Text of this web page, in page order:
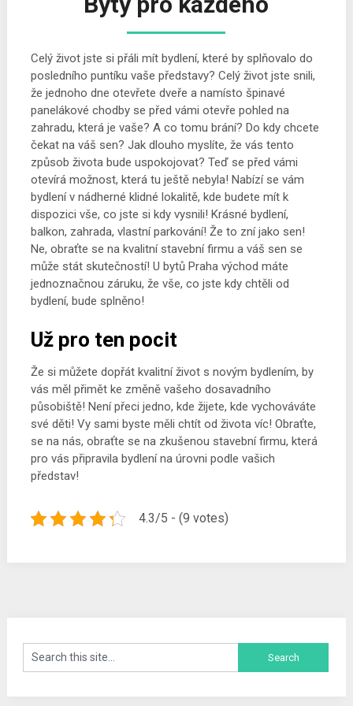
Celý život jste si přáli mít bydlení, které by splňovalo do
posledního puntíku vaše představy? Celý život jste snili,
že jednoho dne otevřete dveře a namísto špinavé
panelákové chodby se před vámi otevře pohled na
zahradu, která je vaše? A co tomu brání? Do kdy chcete
čekat na váš sen? Jak dlouho myslíte, že vás tento
způsob života bude uspokojovat? Teď se před vámi
otevírá možnost, která tu ještě nebyla! Nabízí se vám
bydlení v nádherné klidné lokalitě, kde budete mít k
dispozici vše, co jste si kdy vysnili! Krásné bydlení,
balkon, zahrada, vlastní parkování! Že to zní jako sen!
Ne, obraťte se na kvalitní stavební firmu a váš sen se
může stát skutečností! U bytů Praha východ máte
jednoznačnou záruku, že vše, co jste kdy chtěli od
bydlení, bude splněno!
Už pro ten pocit
Že si můžete dopřát kvalitní život s novým bydlením, by
vás měl přimět ke změně vašeho dosavadního
působiště! Není přeci jedno, kde žijete, kde vychováváte
své děti! Vy sami byste měli chtít od života víc! Obraťte,
se na nás, obraťte se na zkušenou stavební firmu, která
pro vás připravila bydlení na úrovni podle vašich
představ!
4.3/5 - (9 votes)